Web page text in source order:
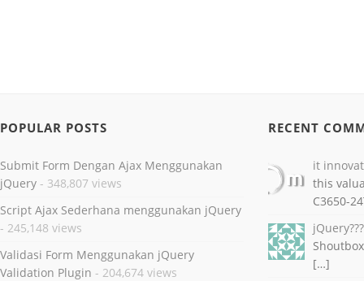
POPULAR POSTS
Submit Form Dengan Ajax Menggunakan
jQuery - 348,807 views
Script Ajax Sederhana menggunakan jQuery
- 245,148 views
Validasi Form Menggunakan jQuery
Validation Plugin - 204,674 views
RECENT
it
this
C3650-
[…]